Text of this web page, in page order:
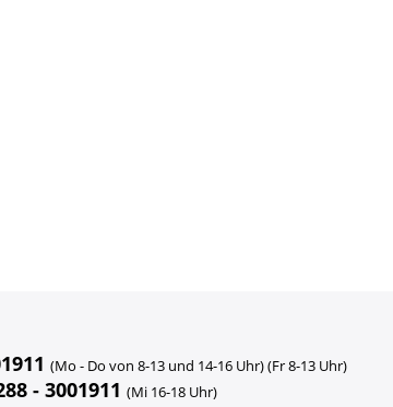
(Mo - Do von 8-13 und 14-16 Uhr) (Fr 8-13 Uhr)
- 3001911 (Mi 16-18 Uhr)